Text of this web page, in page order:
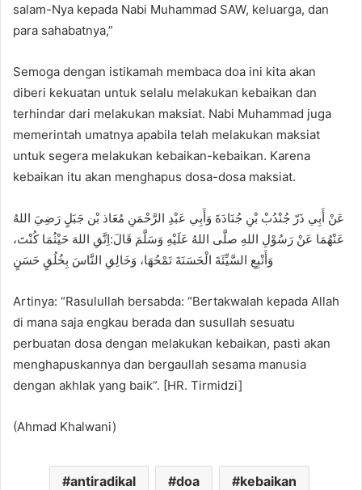
salam-Nya kepada Nabi Muhammad SAW, keluarga, dan
para sahabatnya,”
Semoga dengan istikamah membaca doa ini kita akan
diberi kekuatan untuk selalu melakukan kebaikan dan
terhindar dari melakukan maksiat. Nabi Muhammad juga
memerintah umatnya apabila telah melakukan maksiat
untuk segera melakukan kebaikan-kebaikan. Karena
kebaikan itu akan menghapus dosa-dosa maksiat.
عَنْ أَبِي ذَرّ جُنْدُبْ بْنِ جُنَادَةَ وَأَبِي عَبْدِ الرَّحْمَنِ مُعَاذ بْن جَبَلٍ رَضِيَ اللهُ
عَنْهُمَا عَنْ رَسُوْلِ اللهِ صلَّى اللهُ عَلَيْهِ وَسَلَّمَ قَالَ:اِتَّقِ اللهَ حَيْثُمَا كُنْتَ،
وَأَتْبِعِ السَّيِّئَةَ الْحَسَنَةَ تَمْحُهَا، وَخَالِقِ النَّاسَ بِخُلُقٍ حَسَنٍ
Artinya: “Rasulullah bersabda: “Bertakwalah kepada Allah
di mana saja engkau berada dan susullah sesuatu
perbuatan dosa dengan melakukan kebaikan, pasti akan
menghapuskannya dan bergaullah sesama manusia
dengan akhlak yang baik”. [HR. Tirmidzi]
(Ahmad Khalwani)
antiradikal doa kebaikan